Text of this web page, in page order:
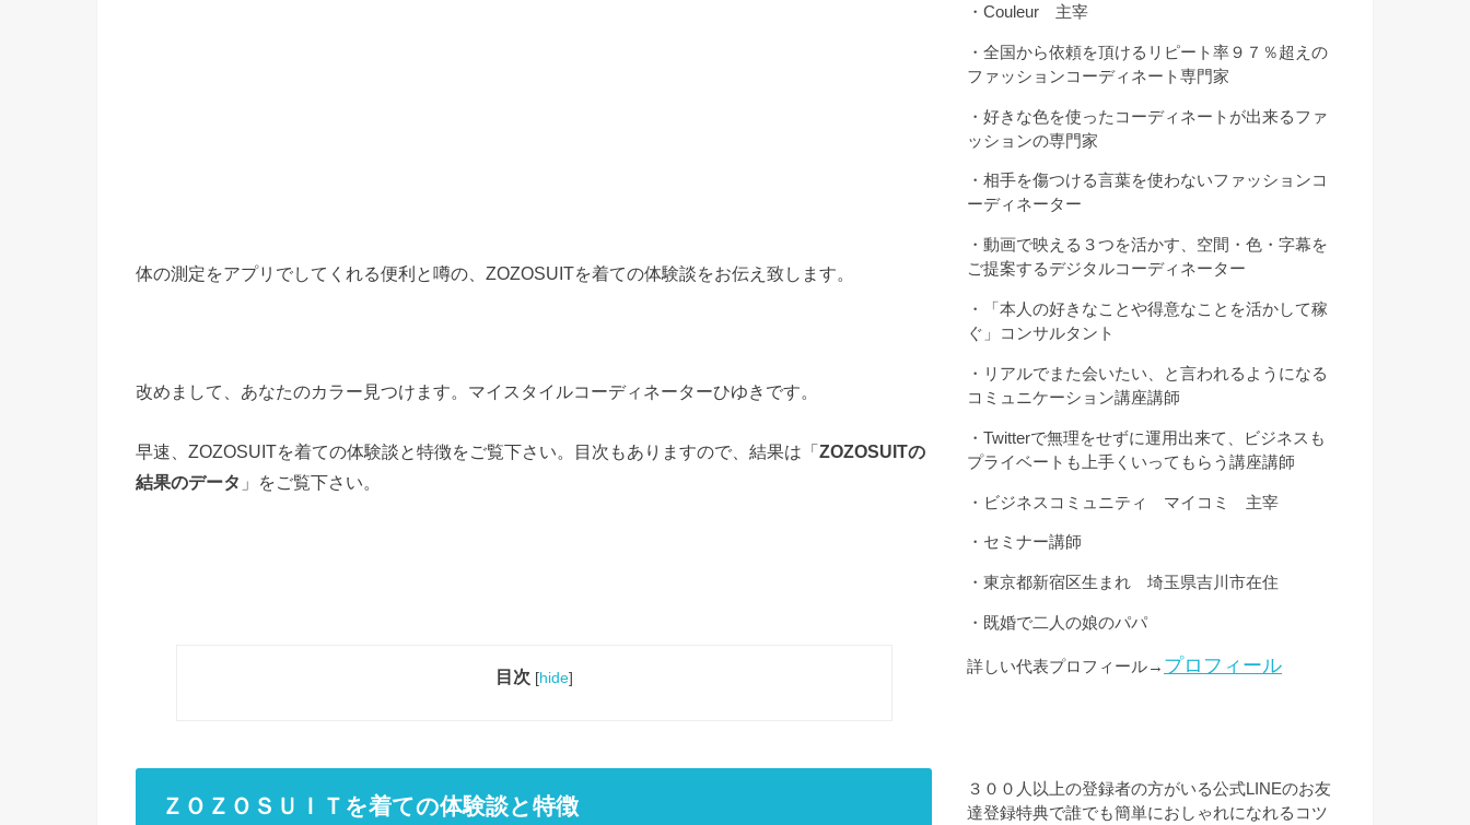
体の測定をアプリでしてくれる便利と噂の、ZOZOSUITを着ての体験談をお伝え致します。
改めまして、あなたのカラー見つけます。マイスタイルコーディネーターひゆきです。
早速、ZOZOSUITを着ての体験談と特徴をご覧下さい。目次もありますので、結果は「ZOZOSUITの
結果のデータ 」をご覧下さい。
目次 [hide]
ＺＯＺＯＳＵＩＴを着ての体験談と特徴
・Couleur 主宰
・全国から依頼を頂けるリピート率９７％超えの
ファッションコーディネート専門家
・好きな色を使ったコーディネートが出来るファ
ッションの専門家
・相手を傷つける言葉を使わないファッションコ
ーディネーター
・動画で映える３つを活かす、空間・色・字幕を
ご提案するデジタルコーディネーター
・「本人の好きなことや得意なことを活かして稼
ぐ」コンサルタント
・リアルでまた会いたい、と言われるようになる
コミュニケーション講座講師
・Twitterで無理をせずに運用出来て、ビジネスも
プライベートも上手くいってもらう講座講師
・ビジネスコミュニティ マイコミ 主宰
・セミナー講師
・東京都新宿区生まれ 埼玉県吉川市在住
・既婚で二人の娘のパパ
詳しい代表プロフィール→ プロフィール
３００人以上の登録者の方がいる公式LINEのお友
達登録特典で誰でも簡単におしゃれになれるコツ